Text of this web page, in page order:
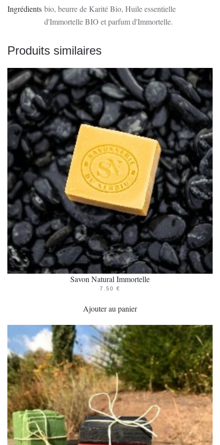
Ingrédients bio, beurre de Karité Bio, Huile essentielle
d'Immortelle BIO et parfum d'Immortelle.
Produits similaires
Savon Natural Immortelle
7.50 €
Ajouter au panier